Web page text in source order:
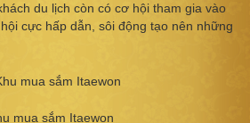
du lịch còn có cơ hội tham gia vào
cực hấp dẫn, sôi động tạo nên những
mua sắm Itaewon